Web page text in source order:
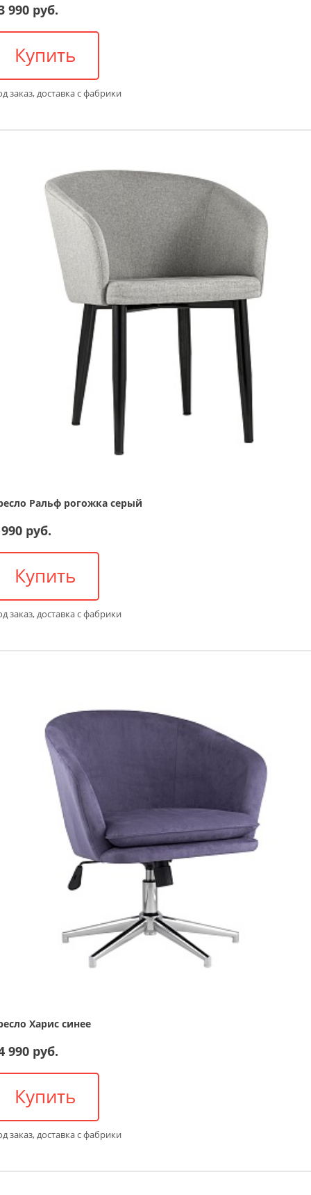
990 руб.
Купить
заказ, доставка с фабрики
Ральф рогожка серый
руб.
Купить
заказ, доставка с фабрики
Харис синее
990 руб.
Купить
заказ, доставка с фабрики